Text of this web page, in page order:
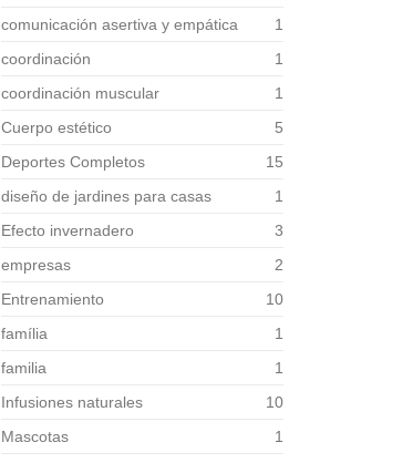
comunicación asertiva y empática
1
coordinación
1
coordinación muscular
1
Cuerpo estético
5
Deportes Completos
15
diseño de jardines para casas
1
Efecto invernadero
3
empresas
2
Entrenamiento
10
família
1
familia
1
Infusiones naturales
10
Mascotas
1